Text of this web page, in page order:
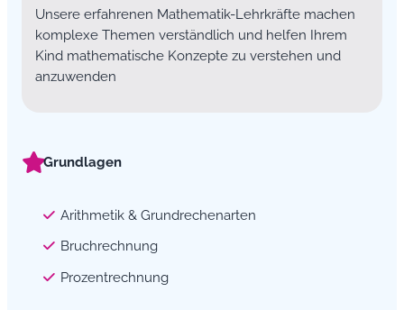
Unsere erfahrenen Mathematik-Lehrkräfte machen
komplexe Themen verständlich und helfen Ihrem
Kind mathematische Konzepte zu verstehen und
anzuwenden
Grundlagen
Arithmetik & Grundrechenarten
Bruchrechnung
Prozentrechnung